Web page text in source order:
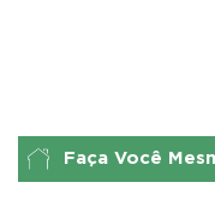
Faça Você